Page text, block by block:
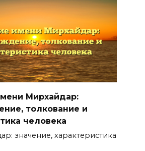
Мирхайдар:
толкование и
человека
значение, характеристика